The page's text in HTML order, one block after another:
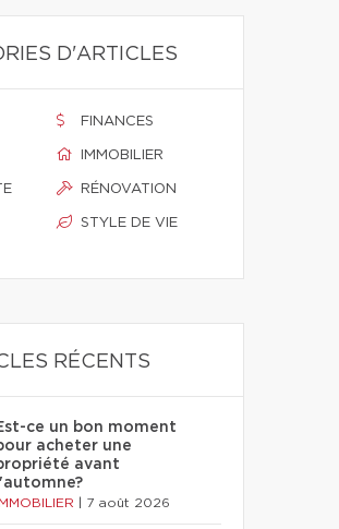
D'ARTICLES
FINANCES
IMMOBILIER
RÉNOVATION
STYLE DE VIE
RÉCENTS
ce un bon moment
acheter une
avant
l'automne?
7 août 2026